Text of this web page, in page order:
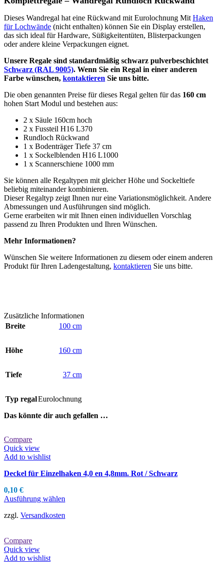
Dieses Wandregal hat eine Rückwand mit Eurolochnung MitHaken
für Lochwände (nicht enthalten) können Sie ein Display erstellen,
das sich ideal für Hardware, Süßigkeitentüten, Blisterpackungen
oder andere kleine Verpackungen eignet.
Unsere Regale sind standardmäßig schwarz pulverbeschichtet
Schwarz (RAL 9005). Wenn Sie ein Regal in einer anderen
Farbe wünschen, kontaktieren Sie uns bitte.
Die oben genannten Preise für dieses Regal gelten für das 160 cm
hohen Start Modul und bestehen aus:
2 x Säule 160cm hoch
2 x Fussteil H16 L370
Rundloch Rückwand
1 x Bodenträger Tiefe 37 cm
1 x Sockelblenden H16 L1000
1 x Scannerschiene 1000 mm
Sie können alle Regaltypen mit gleicher Höhe und Sockeltiefe
beliebig miteinander kombinieren.
Dieser Regaltyp zeigt Ihnen nur eine Variationsmöglichkeit. Andere
Abmessungen und Ausführungen sind möglich.
Gerne erarbeiten wir mit Ihnen einen individuellen Vorschlag
passend zu Ihren Produkten und Ihren Wünschen.
Mehr Informationen?
Wünschen Sie weitere Informationen zu diesem oder einem anderen
Produkt für Ihren Ladengestaltung, kontaktieren Sie uns bitte.
Zusätzliche Informationen
Breite
100 cm
Höhe 160 cm
Tiefe 37 cm
Typ regalEurolochnung
Das könnte dir auch gefallen …
Compare
Quick view
Add to wishlist
Deckel für Einzelhaken 4,0 en 4,8mm. Rot / Schwarz
0,10 €
Ausführung wählen
weist
zzgl. Versandkosten
Compare
Quick view
Add to wishlist